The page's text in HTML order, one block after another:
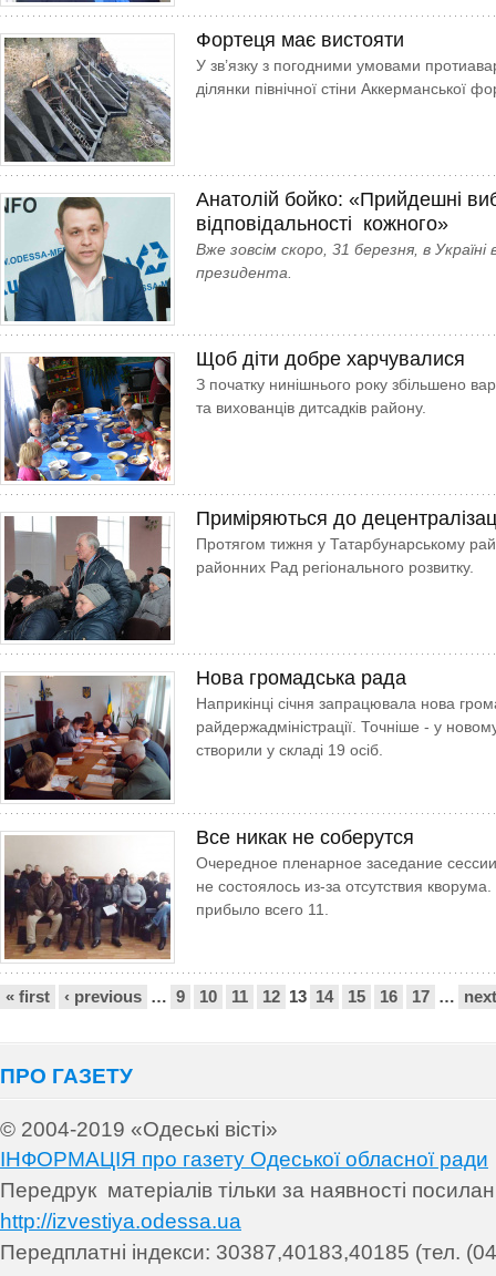
Фортеця має вистояти
У зв’язку з погодними умовами
ділянки північної стіни Аккерманської
Анатолій бойко: «Прийдешні
відповідальності кожного»
Вже зовсім скоро, 31 березня, в Україні
президента.
Щоб діти добре харчувалися
З початку нинішнього року збільшено
та вихованців дитсадків району.
Приміряються до
Протягом тижня у Татарбунарському
районних Рад регіонального розвитку.
Нова громадська рада
Наприкінці січня запрацювала нова
райдержадміністрації. Точніше - у
створили у складі 19 осіб.
Все никак не соберутся
Очередное пленарное заседание
не состоялось из-за отсутствия
прибыло всего 11.
Сторінки
« first ‹ previous … 9 10 11 12 13 14 15 16 17 …
ПРО ГАЗЕТУ
© 2004-2019 «Одеські вісті»
ІНФОРМАЦІЯ про газету Одеської обласної ради
Передрук матеріалів тільки за наявності
http://izvestiya.odessa.ua
Передплатні індекси: 30387,40183,40185 (тел.